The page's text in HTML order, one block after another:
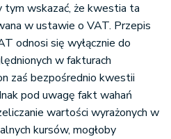
wskazać, że kwestia ta
w ustawie o VAT. Przepis
odnosi się wyłącznie do
w fakturach
zaś bezpośrednio kwestii
pod uwagę fakt wahań
wartości wyrażonych w
kursów, mogłoby